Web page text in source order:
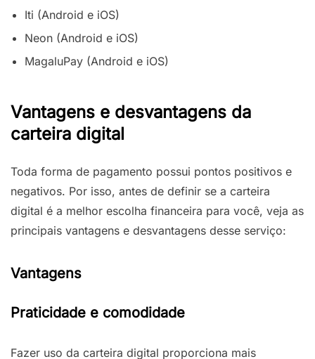
Iti (Android e iOS)
Neon (Android e iOS)
MagaluPay (Android e iOS)
Vantagens e desvantagens da
carteira digital
Toda forma de pagamento possui pontos positivos e
negativos. Por isso, antes de definir se a carteira
digital é a melhor escolha financeira para você, veja as
principais vantagens e desvantagens desse serviço:
Vantagens
Praticidade e comodidade
Fazer uso da carteira digital proporciona mais